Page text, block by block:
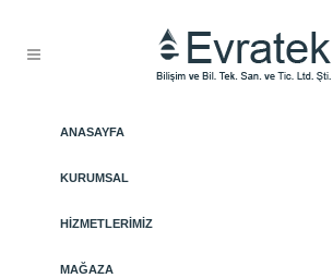
ANASAYFA
KURUMSAL
HIZMETLERIMIZ
MAĞAZA